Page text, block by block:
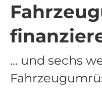
Über uns
Finde einen
... und sechs